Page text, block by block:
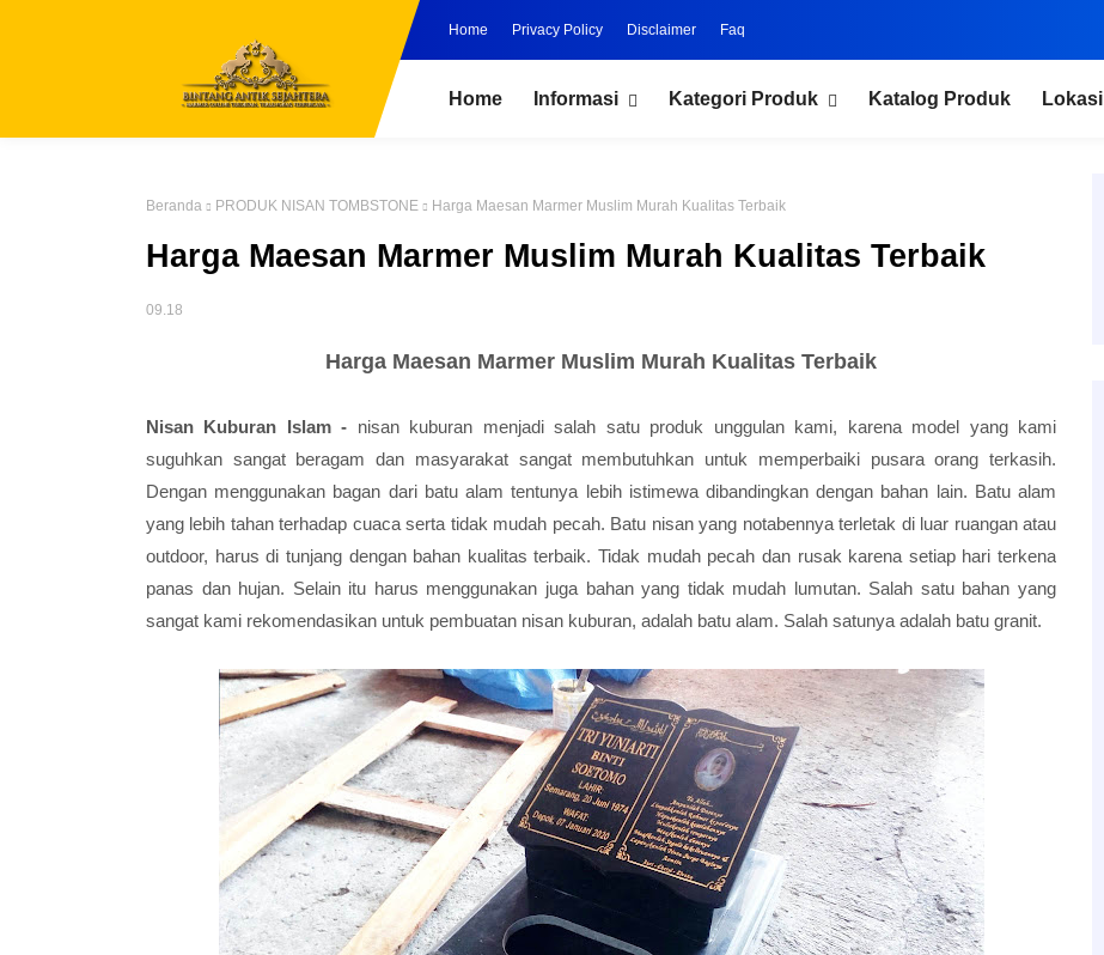
Home Privacy Policy Disclaimer Faq
Home Informasi Kategori Produk Katalog Produk Lokasi
Beranda PRODUK NISAN TOMBSTONE Harga Maesan Marmer Muslim Murah Kualitas Terbaik
Harga Maesan Marmer Muslim Murah Kualitas Terbaik
09.18
Harga Maesan Marmer Muslim Murah Kualitas Terbaik
Nisan Kuburan Islam - nisan kuburan menjadi salah satu produk unggulan kami, karena model yang kami
suguhkan sangat beragam dan masyarakat sangat membutuhkan untuk memperbaiki pusara orang terkasih.
Dengan menggunakan bagan dari batu alam tentunya lebih istimewa dibandingkan dengan bahan lain. Batu alam
yang lebih tahan terhadap cuaca serta tidak mudah pecah. Batu nisan yang notabennya terletak di luar ruangan atau
outdoor, harus di tunjang dengan bahan kualitas terbaik. Tidak mudah pecah dan rusak karena setiap hari terkena
panas dan hujan. Selain itu harus menggunakan juga bahan yang tidak mudah lumutan. Salah satu bahan yang
sangat kami rekomendasikan untuk pembuatan nisan kuburan, adalah batu alam. Salah satunya adalah batu granit.